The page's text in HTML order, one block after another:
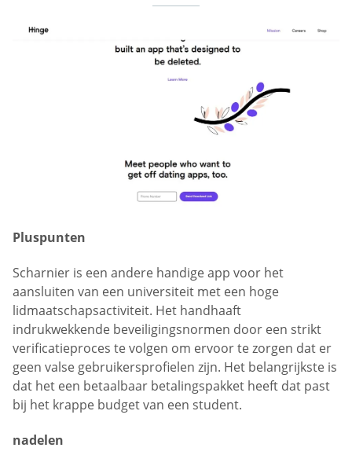
Pluspunten
Scharnier is een andere handige app voor het
aansluiten van een universiteit met een hoge
lidmaatschapsactiviteit. Het handhaaft
indrukwekkende beveiligingsnormen door een strikt
verificatieproces te volgen om ervoor te zorgen dat er
geen valse gebruikersprofielen zijn. Het belangrijkste is
dat het een betaalbaar betalingspakket heeft dat past
bij het krappe budget van een student.
nadelen